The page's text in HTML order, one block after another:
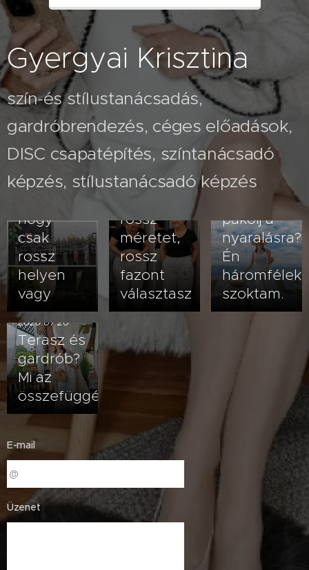
Gyergyai Krisztina
szín-és stílustanácsadás,
gardróbrendezés, céges előadások,
DISC csapatépítés, színtanácsadó
képzés, stílustanácsadó képzés
2026.08.03
Nem
veled van
hogy
csak
rossz
helyen
vagy
2026.07.26
A fehér
nadrág
kövérít –
rossz
méretet,
rossz
fazont
választasz
2026.07.23
Hogyan
pakolj a
nyaralásra?
Én
szoktam.
2026.07.20
Terasz és
gardrób?
Mi az
összefüggés?
E-mail
Üzenet